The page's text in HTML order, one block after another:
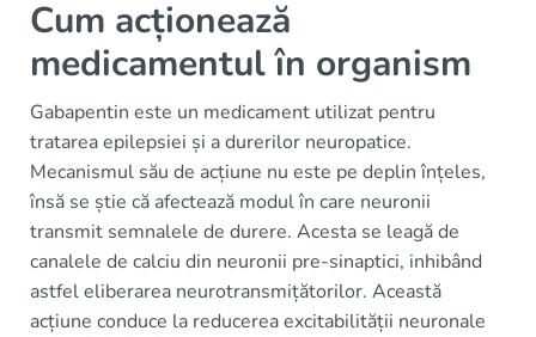
Cum acționează
medicamentul în organism
Gabapentin este un medicament utilizat pentru
tratarea epilepsiei și a durerilor neuropatice.
Mecanismul său de acțiune nu este pe deplin înțeles,
însă se știe că afectează modul în care neuronii
transmit semnalele de durere. Acesta se leagă de
canalele de calciu din neuronii pre-sinaptici, inhibând
astfel eliberarea neurotransmițătorilor. Această
acțiune conduce la reducerea excitabilității neuronale